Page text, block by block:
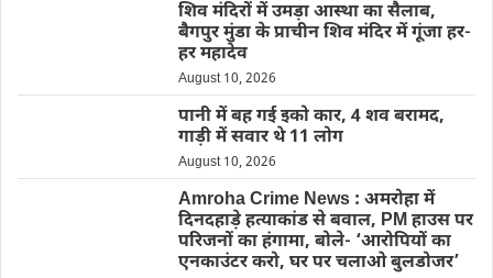
शिव मंदिरों में उमड़ा आस्था का सैलाब,
बैगपुर मुंडा के प्राचीन शिव मंदिर में गूंजा हर-
हर महादेव
August 10, 2026
पानी में बह गई इको कार, 4 शव बरामद,
गाड़ी में सवार थे 11 लोग
August 10, 2026
Amroha Crime News : अमरोहा में
दिनदहाड़े हत्याकांड से बवाल, PM हाउस पर
परिजनों का हंगामा, बोले- ‘आरोपियों का
एनकाउंटर करो, घर पर चलाओ बुलडोजर’